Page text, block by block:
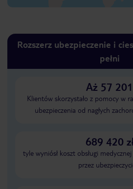
Rozszerz ubezpieczenie i
pełni
Aż 57 201
Klientów skorzystało z pomocy w
ubezpieczenia od nagłych
689 420
tyle wyniósł koszt obsługi
przez